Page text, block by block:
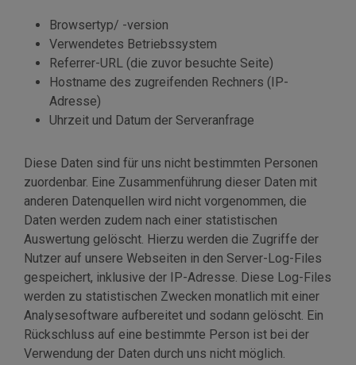
Browsertyp/ -version
Verwendetes Betriebssystem
Referrer-URL (die zuvor besuchte Seite)
Hostname des zugreifenden Rechners (IP-
Adresse)
Uhrzeit und Datum der Serveranfrage
Diese Daten sind für uns nicht bestimmten Personen
zuordenbar. Eine Zusammenführung dieser Daten mit
anderen Datenquellen wird nicht vorgenommen, die
Daten werden zudem nach einer statistischen
Auswertung gelöscht. Hierzu werden die Zugriffe der
Nutzer auf unsere Webseiten in den Server-Log-Files
gespeichert, inklusive der IP-Adresse. Diese Log-Files
werden zu statistischen Zwecken monatlich mit einer
Analysesoftware aufbereitet und sodann gelöscht. Ein
Rückschluss auf eine bestimmte Person ist bei der
Verwendung der Daten durch uns nicht möglich.